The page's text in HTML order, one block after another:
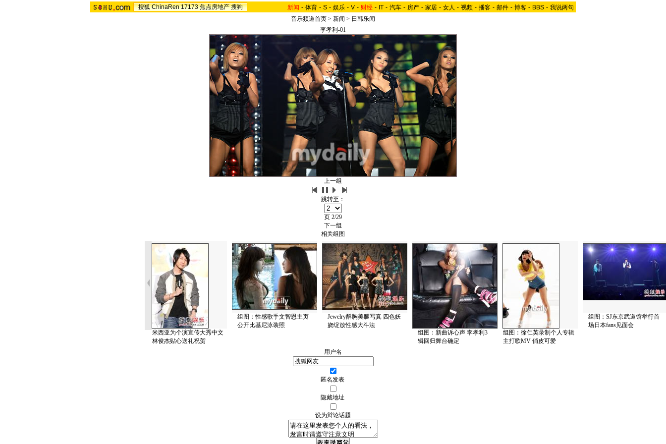
搜狐 ChinaRen 17173 焦点房地产 搜狗 新闻 - 体育 - S - 娱乐 - V - 财经 - IT - 汽车 - 房产 - 家居 - 女人 - 视频 - 播客 - 邮件 - 博客 - BBS - 我说两句
音乐频道首页 > 新闻 > 日韩乐闻
李孝利-01
上一组
跳转至：
页 2/29
下一组
相关组图
米西亚为个演宣传大秀中文
林俊杰贴心送礼祝贺
组图：性感歌手文智恩主页
公开比基尼泳装照
Jewelry酥胸美腿写真 四色妖
娆绽放性感大斗法
组图：新曲诉心声 李孝利3
辑回归舞台确定
组图：徐仁英录制‏个人专辑
主打歌MV 俏皮可爱
组图：SJ东京武道馆举行首
场日本fans见面会
用户名
匿名发表
隐藏地址
设为辩论话题